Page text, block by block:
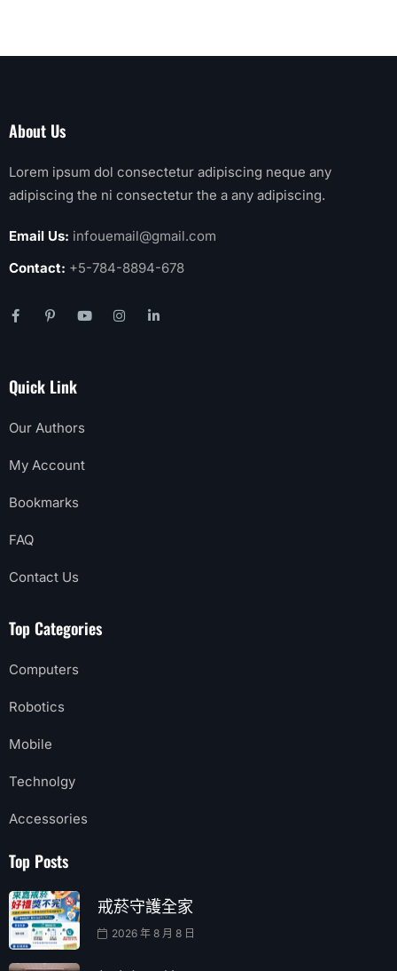
About Us
Lorem ipsum dol consectetur adipiscing neque any
adipiscing the ni consectetur the a any adipiscing.
Email Us: infouemail@gmail.com
Contact: +5-784-8894-678
Quick Link
Our Authors
My Account
Bookmarks
FAQ
Contact Us
Top Categories
Computers
Robotics
Mobile
Technolgy
Accessories
Top Posts
戒菸守護全家
2026 年 8 月 8 日